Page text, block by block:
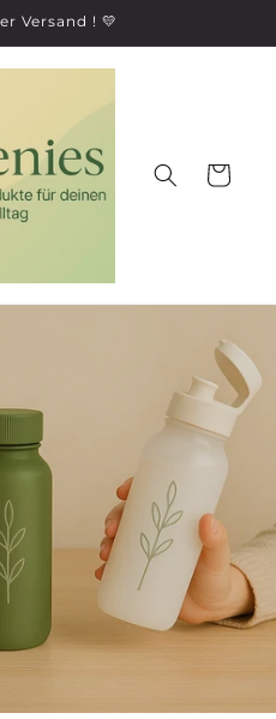
Versand ! 💛
Warenkorb